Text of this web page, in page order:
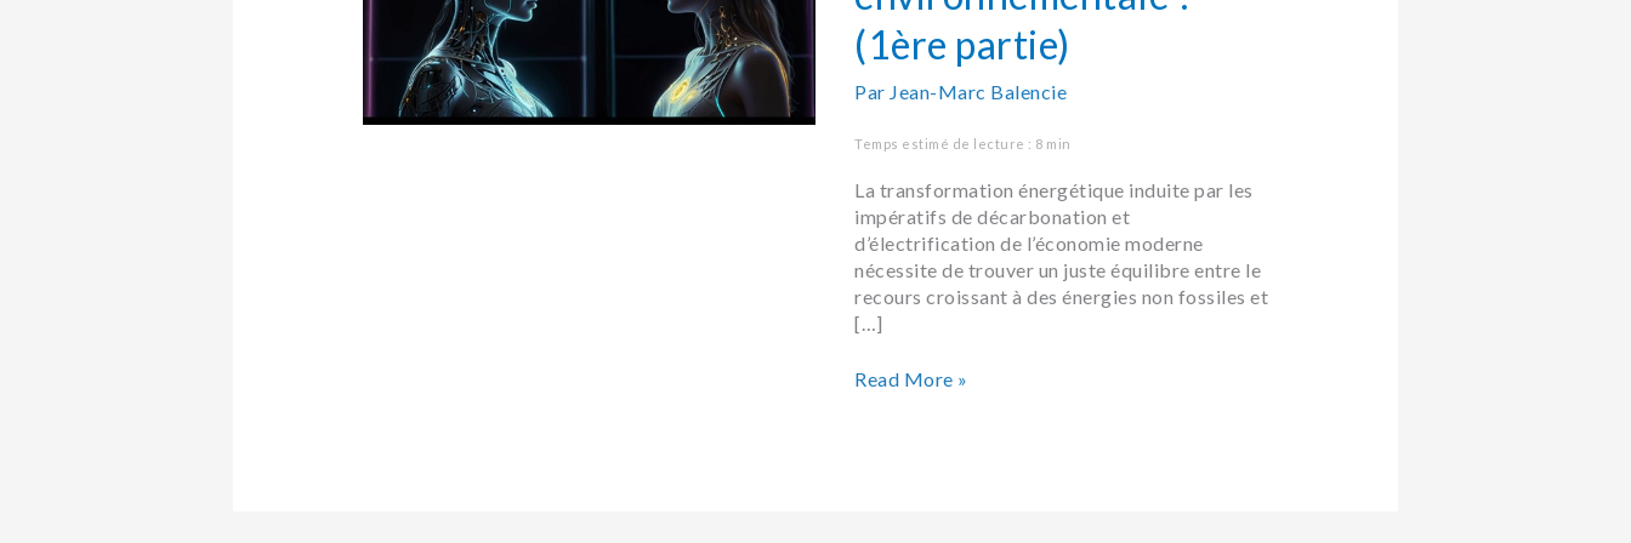
(1ère partie)
Par Jean-Marc Balencie
Temps estimé de lecture : 8 min
La transformation énergétique induite par les
impératifs de décarbonation et
d’électrification de l’économie moderne
nécessite de trouver un juste équilibre entre le
recours croissant à des énergies non fossiles et
[…]
Read More »